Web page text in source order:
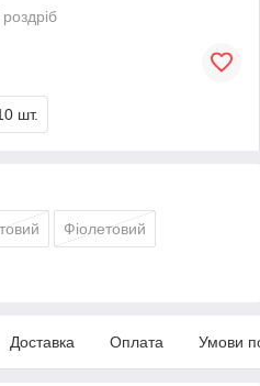
шт.
Фіолетовий
Доставка Оплата Умови